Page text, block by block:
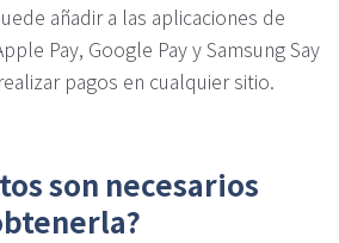
añadir a las aplicaciones de
Pay, Google Pay y Samsung Say
pagos en cualquier sitio.
son necesarios